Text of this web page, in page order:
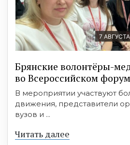
7
Брянские волонтёры-
во Всероссийском
В мероприятии участвуют
движения, представители
вузов и ...
Читать далее